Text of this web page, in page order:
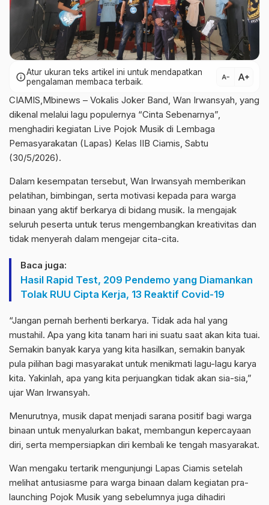
infoAtur ukuran teks artikel ini untuk mendapatkan
pengalaman membaca terbaik.
text_decrease text_increase
CIAMIS,Mbinews – Vokalis Joker Band, Wan Irwansyah, yang
dikenal melalui lagu populernya “Cinta Sebenarnya”,
menghadiri kegiatan Live Pojok Musik di Lembaga
Pemasyarakatan (Lapas) Kelas IIB Ciamis, Sabtu
(30/5/2026).
Dalam kesempatan tersebut, Wan Irwansyah memberikan
pelatihan, bimbingan, serta motivasi kepada para warga
binaan yang aktif berkarya di bidang musik. Ia mengajak
seluruh peserta untuk terus mengembangkan kreativitas dan
tidak menyerah dalam mengejar cita-cita.
Baca juga:
Hasil Rapid Test, 209 Pendemo yang Diamankan
Tolak RUU Cipta Kerja, 13 Reaktif Covid-19
“Jangan pernah berhenti berkarya. Tidak ada hal yang
mustahil. Apa yang kita tanam hari ini suatu saat akan kita tuai.
Semakin banyak karya yang kita hasilkan, semakin banyak
pula pilihan bagi masyarakat untuk menikmati lagu-lagu karya
kita. Yakinlah, apa yang kita perjuangkan tidak akan sia-sia,”
ujar Wan Irwansyah.
Menurutnya, musik dapat menjadi sarana positif bagi warga
binaan untuk menyalurkan bakat, membangun kepercayaan
diri, serta mempersiapkan diri kembali ke tengah masyarakat.
Wan mengaku tertarik mengunjungi Lapas Ciamis setelah
melihat antusiasme para warga binaan dalam kegiatan pra-
launching Pojok Musik yang sebelumnya juga dihadiri